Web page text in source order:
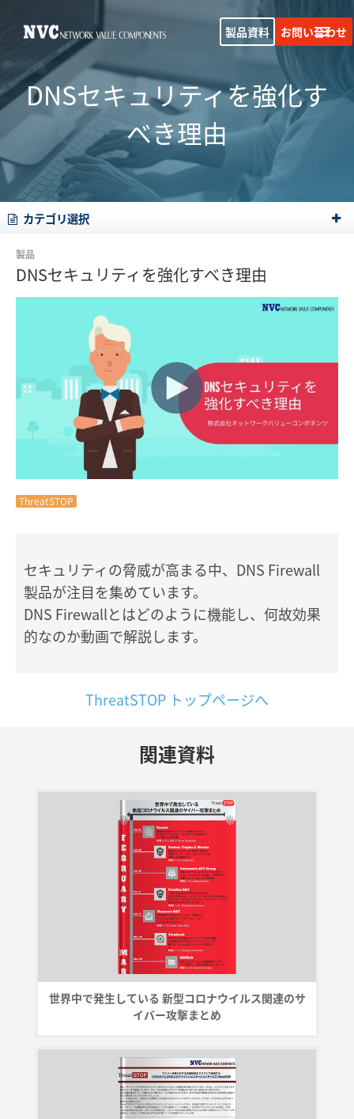
製品資料 お問い合わせ
DNSセキュリティを強化す
べき理由
カテゴリ選択
製品
DNSセキュリティを強化すべき理由
ThreatSTOP
セキュリティの脅威が高まる中、DNS Firewall
製品が注目を集めています。
DNS Firewallとはどのように機能し、何故効果
的なのか動画で解説します。
ThreatSTOP トップページへ
関連資料
世界中で発生している 新型コロナウイルス関連のサ
イバー攻撃まとめ